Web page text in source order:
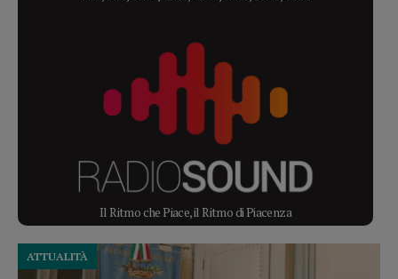
Il Ritmo che Piace, il Ritmo di Piacenza
ATTUALITÀ